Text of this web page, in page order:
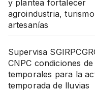
y plantea fortalecer
agroindustria,
artesanías
Supervisa
CNPC condiciones
temporales para la
temporada de lluvias